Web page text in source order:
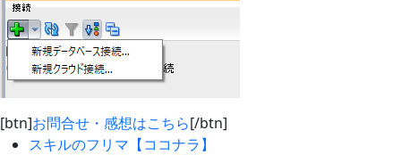
[btn]お問合せ・感想はこちら[/btn]
スキルのフリマ【ココナラ】